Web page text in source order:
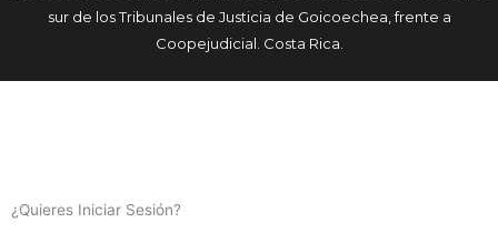
sur de los Tribunales de Justicia de Goicoechea, frente a
Coopejudicial. Costa Rica.
¿Quieres Iniciar Sesión?